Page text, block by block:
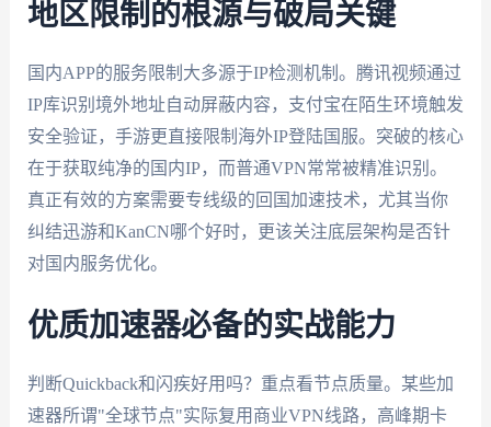
地区限制的根源与破局关键
国内APP的服务限制大多源于IP检测机制。腾讯视频通过
IP库识别境外地址自动屏蔽内容，支付宝在陌生环境触发
安全验证，手游更直接限制海外IP登陆国服。突破的核心
在于获取纯净的国内IP，而普通VPN常常被精准识别。
真正有效的方案需要专线级的回国加速技术，尤其当你
纠结迅游和KanCN哪个好时，更该关注底层架构是否针
对国内服务优化。
优质加速器必备的实战能力
判断Quickback和闪疾好用吗？重点看节点质量。某些加
速器所谓"全球节点"实际复用商业VPN线路，高峰期卡